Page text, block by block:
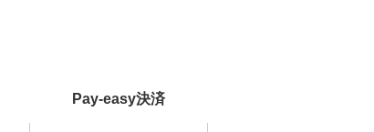
Pay-easy決済